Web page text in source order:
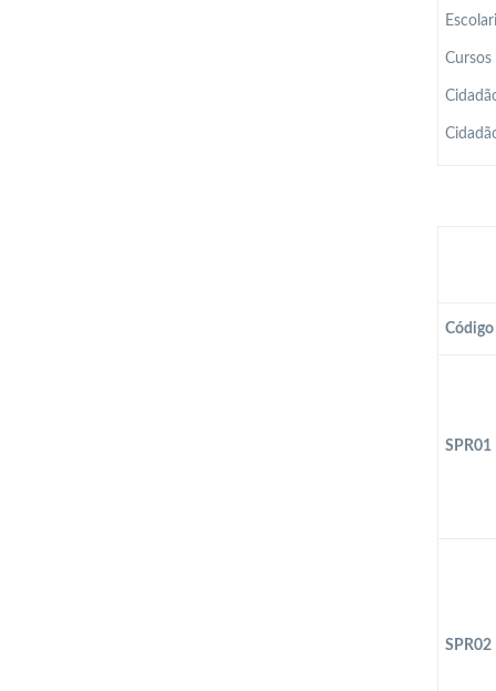
Cursos
Código
SPR01
SPR02